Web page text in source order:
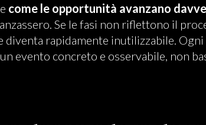
come le opportunità avanzano
Se le fasi non riflettono il
diventa rapidamente inutilizzabile. Ogni
evento concreto e osservabile, non